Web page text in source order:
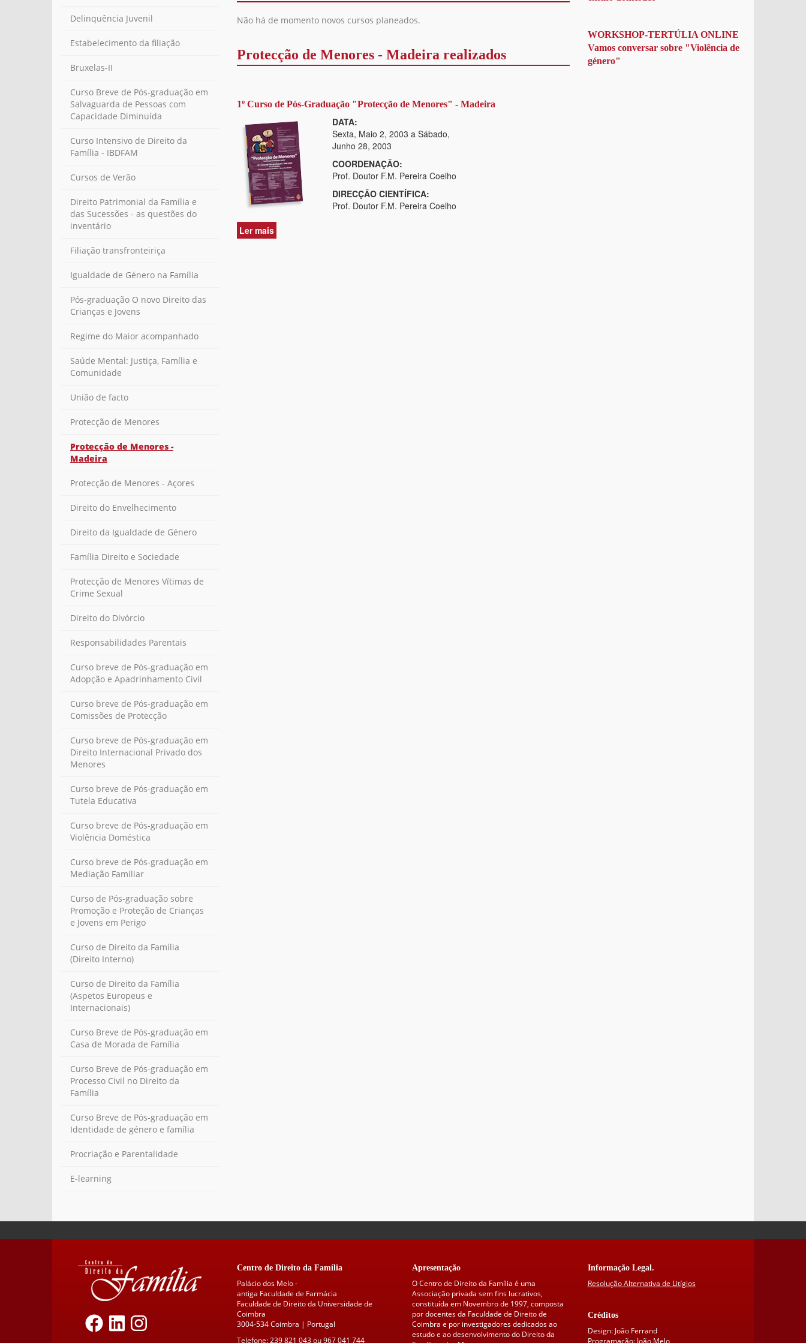
Delinquência Juvenil
Estabelecimento da filiação
Bruxelas-II
Curso Breve de Pós-graduação em
Salvaguarda de Pessoas com
Capacidade Diminuída
Curso Intensivo de Direito da
Família - IBDFAM
Cursos de Verão
Direito Patrimonial da Família e
das Sucessões - as questões do
inventário
Filiação transfronteiriça
Igualdade de Género na Família
Pós-graduação O novo Direito das
Crianças e Jovens
Regime do Maior acompanhado
Saúde Mental: Justiça, Família e
Comunidade
União de facto
Protecção de Menores
Protecção de Menores -
Madeira
Protecção de Menores - Açores
Direito do Envelhecimento
Direito da Igualdade de Género
Família Direito e Sociedade
Protecção de Menores Vítimas de
Crime Sexual
Direito do Divórcio
Responsabilidades Parentais
Curso breve de Pós-graduação em
Adopção e Apadrinhamento Civil
Curso breve de Pós-graduação em
Comissões de Protecção
Curso breve de Pós-graduação em
Direito Internacional Privado dos
Menores
Curso breve de Pós-graduação em
Tutela Educativa
Curso breve de Pós-graduação em
Violência Doméstica
Curso breve de Pós-graduação em
Mediação Familiar
Curso de Pós-graduação sobre
Promoção e Proteção de Crianças
e Jovens em Perigo
Curso de Direito da Família
(Direito Interno)
Curso de Direito da Família
(Aspetos Europeus e
Internacionais)
Curso Breve de Pós-graduação em
Casa de Morada de Família
Curso Breve de Pós-graduação em
Processo Civil no Direito da
Família
Curso Breve de Pós-graduação em
Identidade de género e família
Procriação e Parentalidade
E-learning
Não há de momento novos cursos planeados.
Protecção de Menores - Madeira realizados
1º Curso de Pós-Graduação "Protecção de Menores" - Madeira
DATA:
Sexta, Maio 2, 2003 a Sábado,
Junho 28, 2003
COORDENAÇÃO:
Prof. Doutor F.M. Pereira Coelho
DIRECÇÃO CIENTÍFICA:
Prof. Doutor F.M. Pereira Coelho
Ler maisacerca
de
WORKSHOP-TERTÚLIA ONLINE
Vamos conversar sobre "Violência de
género"
Centro de Direito da Família
Palácio dos Melo -
antiga Faculdade de Farmácia
Faculdade de Direito da Universidade de
Coimbra
3004-534 Coimbra | Portugal
Telefone: 239 821 043 ou 967 041 744
Apresentação
O Centro de Direito da Família é uma
Associação privada sem fins lucrativos,
constituída em Novembro de 1997, composta
por docentes da Faculdade de Direito de
Coimbra e por investigadores dedicados ao
estudo e ao desenvolvimento do Direito da
Informação Legal.
Resolução Alternativa de Litígios
Créditos
Design: João Ferrand
Programação: João Melo